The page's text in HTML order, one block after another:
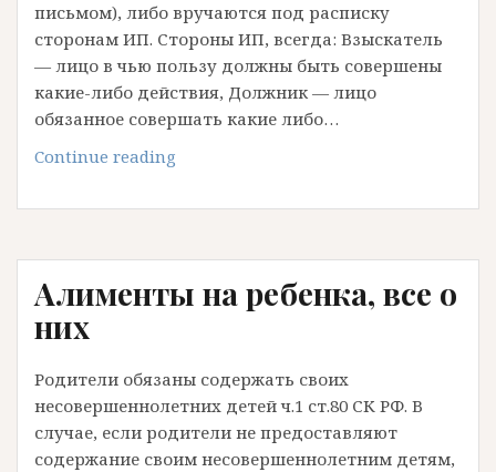
письмом), либо вручаются под расписку
сторонам ИП. Стороны ИП, всегда: Взыскатель
— лицо в чью пользу должны быть совершены
какие-либо действия, Должник — лицо
обязанное совершать какие либо…
Continue reading
производства
алиментам
Алименты на ребенка, все о
них
Родители обязаны содержать своих
несовершеннолетних детей ч.1 ст.80 СК РФ. В
случае, если родители не предоставляют
содержание своим несовершеннолетним детям,